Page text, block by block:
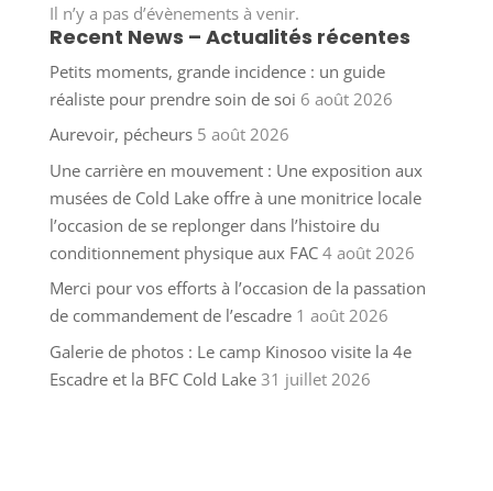
Il n’y a pas d’évènements à venir.
Recent News – Actualités récentes
Petits moments, grande incidence : un guide
réaliste pour prendre soin de soi 6 août 2026
Aurevoir, pécheurs 5 août 2026
Une carrière en mouvement : Une exposition aux
musées de Cold Lake offre à une monitrice locale
l’occasion de se replonger dans l’histoire du
conditionnement physique aux FAC 4 août 2026
Merci pour vos efforts à l’occasion de la passation
de commandement de l’escadre 1 août 2026
Galerie de photos : Le camp Kinosoo visite la 4e
Escadre et la BFC Cold Lake 31 juillet 2026